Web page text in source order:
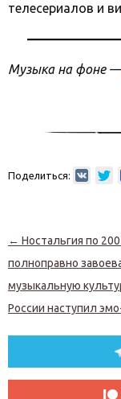
телесериалов и
Музыка на фоне
Поделиться:
Навигация по
← Ностальгия по
полноправно
музыкальную
России наступил